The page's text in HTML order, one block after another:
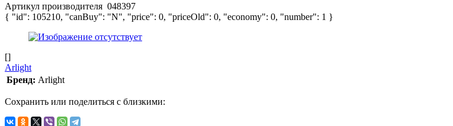
Артикул производителя 048397
{ "id": 105210, "canBuy": "N", "price": 0, "priceOld": 0, "economy": 0, "number": 1 }
[]
Arlight
Бренд: Arlight
Сохранить или поделиться с близкими: